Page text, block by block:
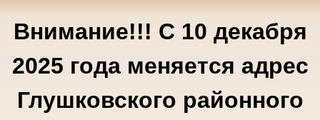
Внимание!!! С 10 декабря
2025 года меняется адрес
Глушковского районного